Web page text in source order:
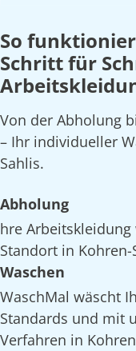
So
Schritt für
Von der Abholung
– Ihr individueller
Sahlis.
Abholung
hre
Standort in
Waschen
WaschMal wäscht
Standards und mit
Verfahren in